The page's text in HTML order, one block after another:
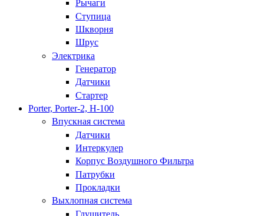
Рычаги
Ступица
Шкворня
Шрус
Электрика
Генератор
Датчики
Стартер
Porter, Porter-2, H-100
Впускная система
Датчики
Интеркулер
Корпус Воздушного Фильтра
Патрубки
Прокладки
Выхлопная система
Глушитель